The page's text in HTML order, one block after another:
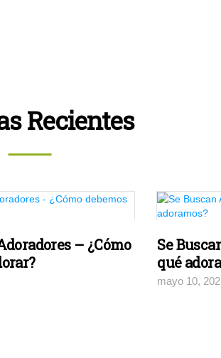
Recientes
– ¿Cómo
Se
qué
mayo 10,